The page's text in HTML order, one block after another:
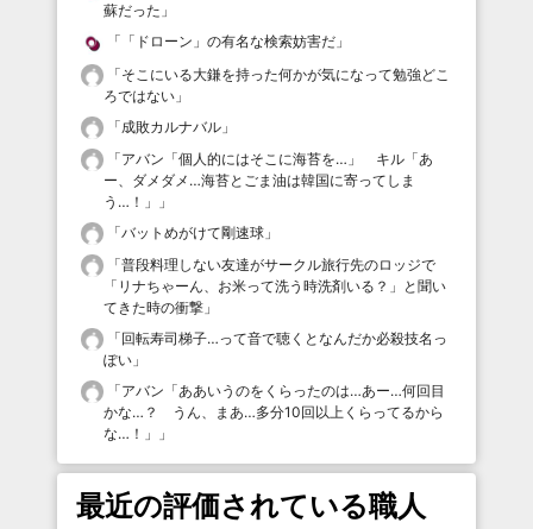
蘇だった 」
「 「ドローン」の有名な検索妨害だ 」
「そこにいる大鎌を持った何かが気になって勉強どこ
ろではない 」
「成敗カルナバル 」
「アバン「個人的にはそこに海苔を…」 キル「あ
ー、ダメダメ…海苔とごま油は韓国に寄ってしま
う…！」
」
「バットめがけて剛速球 」
「普段料理しない友達がサークル旅行先のロッジで
「リナちゃーん、お米って洗う時洗剤いる？」と聞い
てきた時の衝撃 」
「回転寿司梯子…って音で聴くとなんだか必殺技名っ
ぽい 」
「アバン「ああいうのをくらったのは…あー…何回目
かな…？ うん、まあ…多分10回以上くらってるから
な…！」
」
最近の評価されている職人